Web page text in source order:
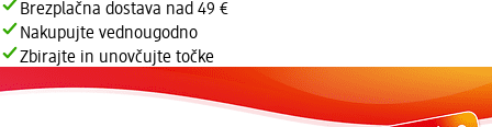
Brezplačna dostava nad 49 €
Nakupujte vednougodno
Zbirajte in unovčujte točke